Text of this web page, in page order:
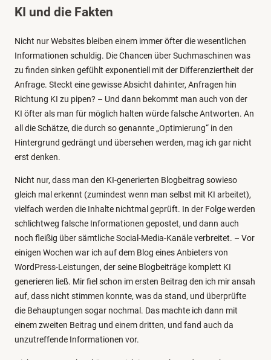
KI und die Fakten
Nicht nur Websites bleiben einem immer öfter die wesentlichen
Informationen schuldig. Die Chancen über Suchmaschinen was
zu finden sinken gefühlt exponentiell mit der Differenziertheit der
Anfrage. Steckt eine gewisse Absicht dahinter, Anfragen hin
Richtung KI zu pipen? – Und dann bekommt man auch von der
KI öfter als man für möglich halten würde falsche Antworten. An
all die Schätze, die durch so genannte „Optimierung“ in den
Hintergrund gedrängt und übersehen werden, mag ich gar nicht
erst denken.
Nicht nur, dass man den KI-generierten Blogbeitrag sowieso
gleich mal erkennt (zumindest wenn man selbst mit KI arbeitet),
vielfach werden die Inhalte nichtmal geprüft. In der Folge werden
schlichtweg falsche Informationen gepostet, und dann auch
noch fleißig über sämtliche Social-Media-Kanäle verbreitet. – Vor
einigen Wochen war ich auf dem Blog eines Anbieters von
WordPress-Leistungen, der seine Blogbeiträge komplett KI
generieren ließ. Mir fiel schon im ersten Beitrag den ich mir ansah
auf, dass nicht stimmen konnte, was da stand, und überprüfte
die Behauptungen sogar nochmal. Das machte ich dann mit
einem zweiten Beitrag und einem dritten, und fand auch da
unzutreffende Informationen vor.